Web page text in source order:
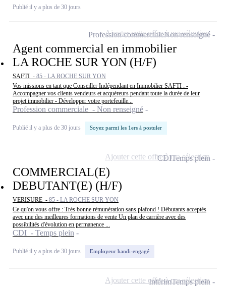
Publié il y a plus de 30 jours
Agent commercial en immobilier
LA ROCHE SUR YON (H/F)
SAFTI - 85 - LA ROCHE SUR YON
Vos missions en tant que Conseiller Indépendant en Immobilier SAFTI : -
Accompagner vos clients vendeurs et acquéreurs pendant toute la durée de leur
projet immobilier - Développer votre portefeuille...
Profession commerciale - Non renseigné
Publié il y a plus de 30 jours Soyez parmi les 1ers à postuler
Profession commercialeNon renseigné
Ajouter cette offre à ma sélection
COMMERCIAL(E)
DEBUTANT(E) (H/F)
VERISURE - 85 - LA ROCHE SUR YON
Ce qu'on vous offre : Très bonne rémunération sans plafond ! Débutants acceptés
avec une des meilleures formations de vente Un plan de carrière avec des
possibilités d'évolution en permanence ...
CDI - Temps plein
Publié il y a plus de 30 jours Employeur handi-engagé
CDITemps plein
Ajouter cette offre à ma sélection
IntérimTemps plein
Ajouter cette offre à ma sélection